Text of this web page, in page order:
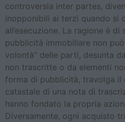
controversia inter partes,
inopponibili ai terzi quando si
all’esecuzione. La ragione è
pubblicità immobiliare non
volontà” delle parti, desunta
non trascritte o da elementi
forma di pubblicità, travolga il
catastale di una nota di
hanno fondato la propria
Diversamente, ogni acquisto